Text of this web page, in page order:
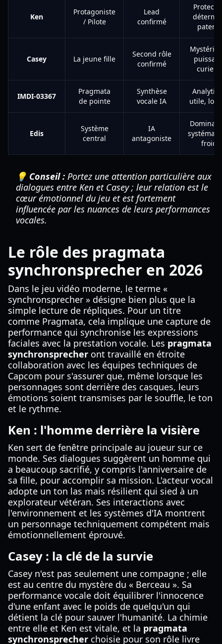
Ken
Protagoniste
/ Pilote
Lead
confirmé
Casey La jeune fille
Second rôle
confirmé
IMDI-03367
Pragmata
de pointe
Synthèse
vocale IA
utile,
Edis
Système
central
IA
antagoniste
froide
💡 Conseil : Portez une attention particulière aux
dialogues entre Ken et Casey ; leur relation est le
cœur émotionnel du jeu et est fortement
influencée par les nuances de leurs performances
vocales.
Le rôle des pragmata
synchronsprecher en 2026
Dans le jeu vidéo moderne, le terme «
synchronsprecher » désigne bien plus que la
simple lecture de répliques. Pour un titre
comme Pragmata, cela implique une capture de
performance qui synchronise les expressions
faciales avec la prestation vocale. Les pragmata
synchronsprecher ont travaillé en étroite
collaboration avec les équipes techniques de
Capcom pour s'assurer que, même lorsque les
personnages sont derrière des casques, leurs
émotions soient transmises par le souffle, le ton
et le rythme.
Ken : l'homme derrière la visière
Ken sert de fenêtre principale au joueur sur ce
monde. Ses dialogues suggèrent un homme qui
a beaucoup sacrifié, y compris l'anniversaire de
sa fille, pour accomplir sa mission. L'acteur vocal
adopte un ton las mais résilient qui sied à un
explorateur vétéran. Ses interactions avec
l'environnement et les systèmes d'IA montrent
un personnage techniquement compétent mais
émotionnellement éprouvé.
Casey : la clé de la survie
Casey n'est pas seulement une compagne ; elle
est au centre du mystère du « Berceau ». Sa
performance vocale doit équilibrer l'innocence
d'une enfant avec le poids de quelqu'un qui
détient la clé pour sauver l'humanité. La chimie
entre elle et Ken est vitale, et la pragmata
synchronsprecher choisie pour son rôle livre